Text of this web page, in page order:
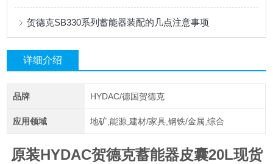
贺德克SB330系列蓄能器装配的几点注意事项
详细介绍
品牌 HYDAC/德国贺德克
应用领域 地矿,能源,建材/家具,钢铁/金属,综合
原装HYDAC贺德克蓄能器皮囊20L现货